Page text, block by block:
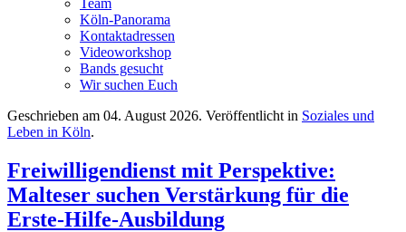
Team
Köln-Panorama
Kontaktadressen
Videoworkshop
Bands gesucht
Wir suchen Euch
Geschrieben am 04. August 2026. Veröffentlicht in Soziales und
Leben in Köln.
Freiwilligendienst mit Perspektive:
Malteser suchen Verstärkung für die
Erste-Hilfe-Ausbildung